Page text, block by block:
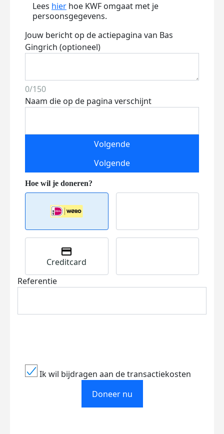
Lees hier hoe KWF omgaat met je
persoonsgegevens.
Jouw bericht op de actiepagina van Bas
Gingrich (optioneel)
0/150
Naam die op de pagina verschijnt
Volgende
Volgende
Creditcard
Referentie
Ik wil bijdragen aan de transactiekosten
Doneer nu